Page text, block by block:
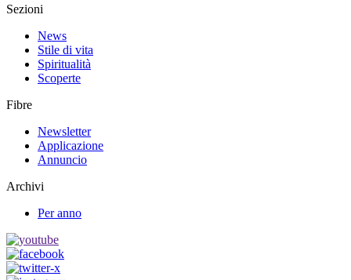
Sezioni
News
Stile di vita
Spiritualità
Scoperte
Fibre
Newsletter
Applicazione
Annuncio
Archivi
Per anno